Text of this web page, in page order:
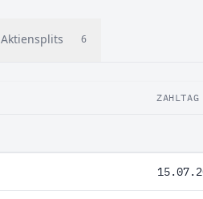
Aktiensplits 6
ZAHLTAG